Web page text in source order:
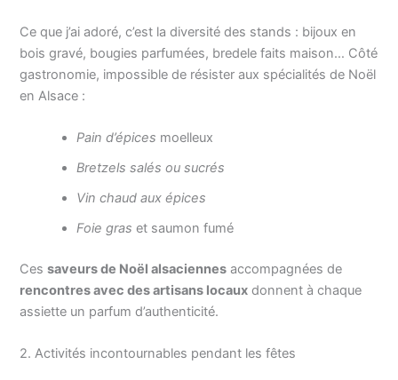
Ce que j’ai adoré, c’est la diversité des stands : bijoux en
bois gravé, bougies parfumées, bredele faits maison… Côté
gastronomie, impossible de résister aux spécialités de Noël
en Alsace :
Pain d’épices moelleux
Bretzels salés ou sucrés
Vin chaud aux épices
Foie gras et saumon fumé
Cessaveurs de Noël alsaciennes accompagnées de
rencontres avec des artisans locaux donnent à chaque
assiette un parfum d’authenticité.
2. Activités incontournables pendant les fêtes